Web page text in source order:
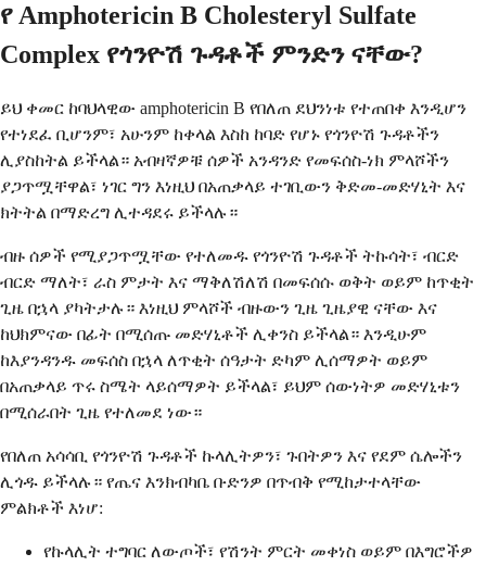
የ Amphotericin B Cholesteryl Sulfate
Complex የጎንዮሽ ጉዳቶች ምንድን ናቸው?
ይህ ቀመር ከባህላዊው amphotericin B የበለጠ ደህንነቱ የተጠበቀ እንዲሆን
የተነደፈ ቢሆንም፣ አሁንም ከቀላል እስከ ከባድ የሆኑ የጎንዮሽ ጉዳቶችን
ሊያስከትል ይችላል። አብዛኛዎቹ ሰዎች አንዳንድ የመፍሰስ-ነክ ምላሾችን
ያጋጥሟቸዋል፣ ነገር ግን እነዚህ በአጠቃላይ ተገቢውን ቅድመ-መድሃኒት እና
ክትትል በማድረግ ሊተዳደሩ ይችላሉ።
ብዙ ሰዎች የሚያጋጥሟቸው የተለመዱ የጎንዮሽ ጉዳቶች ትኩሳት፣ ብርድ
ብርድ ማለት፣ ራስ ምታት እና ማቅለሽለሽ በመፍሰሱ ወቅት ወይም ከጥቂት
ጊዜ በኋላ ያካትታሉ። እነዚህ ምላሾች ብዙውን ጊዜ ጊዜያዊ ናቸው እና
ከህክምናው በፊት በሚሰጡ መድሃኒቶች ሊቀንስ ይችላል። እንዲሁም
ከእያንዳንዱ መፍሰስ በኋላ ለጥቂት ሰዓታት ድካም ሊሰማዎት ወይም
በአጠቃላይ ጥሩ ስሜት ላይሰማዎት ይችላል፣ ይህም ሰውነትዎ መድሃኒቱን
በሚሰራበት ጊዜ የተለመደ ነው።
የበለጠ አሳሳቢ የጎንዮሽ ጉዳቶች ኩላሊትዎን፣ ጉበትዎን እና የደም ሴሎችን
ሊጎዱ ይችላሉ። የጤና እንክብካቤ ቡድንዎ በጥብቅ የሚከታተላቸው
ምልክቶች እነሆ:
የኩላሊት ተግባር ለውጦች፣ የሽንት ምርት መቀነስ ወይም በእግሮችዎ